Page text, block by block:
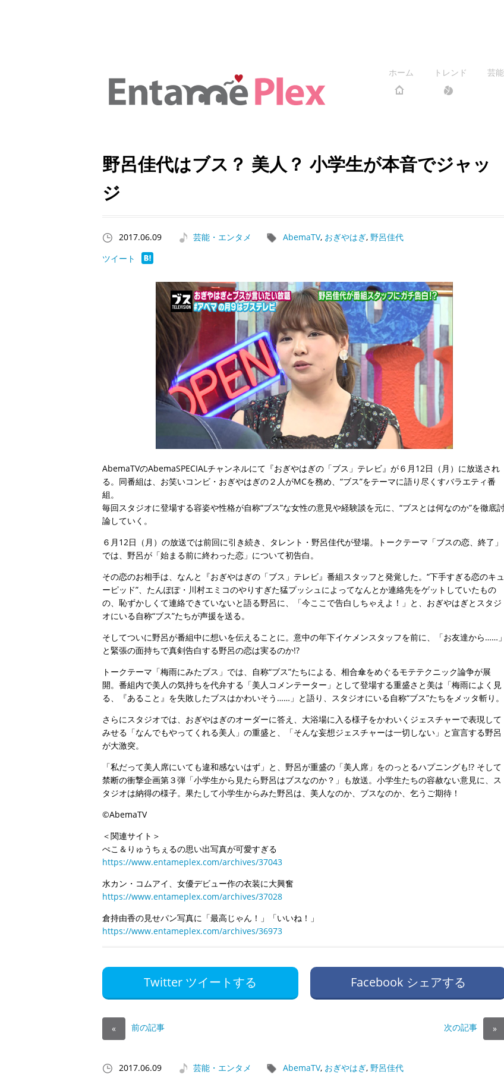
ホーム トレンド 芸
野呂佳代はブス？ 美人？ 小学生が本音でジャッ
ジ
2017.06.09 芸能・エンタメ AbemaTV, おぎやはぎ, 野呂佳代
ツイート
AbemaTVのAbemaSPECIALチャンネルにて『おぎやはぎの「ブス」テレビ』が６月12日（月）に放送され
る。同番組は、お笑いコンビ・おぎやはぎの２人がMCを務め、“ブス”をテーマに語り尽くすバラエティ番
組。
毎回スタジオに登場する容姿や性格が自称“ブス”な女性の意見や経験談を元に、“ブスとは何なのか”を徹底
論していく。
６月12日（月）の放送では前回に引き続き、タレント・野呂佳代が登場。トークテーマ「ブスの恋、終了」
では、野呂が「始まる前に終わった恋」について初告白。
その恋のお相手は、なんと『おぎやはぎの「ブス」テレビ』番組スタッフと発覚した。“下手すぎる恋のキュ
ーピッド”、たんぽぽ・川村エミコのやりすぎた猛プッシュによってなんとか連絡先をゲットしていたもの
の、恥ずかしくて連絡できていないと語る野呂に、「今ここで告白しちゃえよ！」と、おぎやはぎとスタジ
オにいる自称“ブス”たちが声援を送る。
そしてついに野呂が番組中に想いを伝えることに。意中の年下イケメンスタッフを前に、「お友達から……」
と緊張の面持ちで真剣告白する野呂の恋は実るのか!?
トークテーマ「梅雨にみたブス」では、自称“ブス”たちによる、相合傘をめぐるモテテクニック論争が展
開。番組内で美人の気持ちを代弁する「美人コメンテーター」として登場する重盛さと美は「梅雨によく見
る、『あること』を失敗したブスはかわいそう……」と語り、スタジオにいる自称“ブス”たちをメッタ斬り。
さらにスタジオでは、おぎやはぎのオーダーに答え、大浴場に入る様子をかわいくジェスチャーで表現して
みせる「なんでもやってくれる美人」の重盛と、「そんな妄想ジェスチャーは一切しない」と宣言する野呂
が大激突。
「私だって美人席にいても違和感ないはず」と、野呂が重盛の「美人席」をのっとるハプニングも!? そして
禁断の衝撃企画第３弾「小学生から見たら野呂はブスなのか？」も放送。小学生たちの容赦ない意見に、ス
タジオは納得の様子。果たして小学生からみた野呂は、美人なのか、ブスなのか、乞うご期待！
©AbemaTV
＜関連サイト＞
ぺこ＆りゅうちぇるの思い出写真が可愛すぎる
https://www.entameplex.com/archives/37043
水カン・コムアイ、女優デビュー作の衣装に大興奮
https://www.entameplex.com/archives/37028
倉持由香の見せパン写真に「最高じゃん！」「いいね！」
https://www.entameplex.com/archives/36973
Twitter ツイートする Facebook シェアする
« 前の記事 次の記事 »
2017.06.09 芸能・エンタメ AbemaTV, おぎやはぎ, 野呂佳代